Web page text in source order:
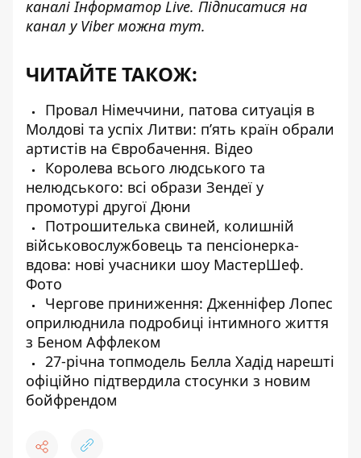
каналі Інформатор Live. Підписатися на
канал у Viber можна тут.
ЧИТАЙТЕ ТАКОЖ:
Провал Німеччини, патова ситуація в
Молдові та успіх Литви: п’ять країн обрали
артистів на Євробачення. Відео
Королева всього людського та
нелюдського: всі образи Зендеї у
промотурі другої Дюни
Потрошителька свиней, колишній
військовослужбовець та пенсіонерка-
вдова: нові учасники шоу МастерШеф.
Фото
Чергове приниження: Дженніфер Лопес
оприлюднила подробиці інтимного життя
з Беном Аффлеком
27-річна топмодель Белла Хадід нарешті
офіційно підтвердила стосунки з новим
бойфрендом